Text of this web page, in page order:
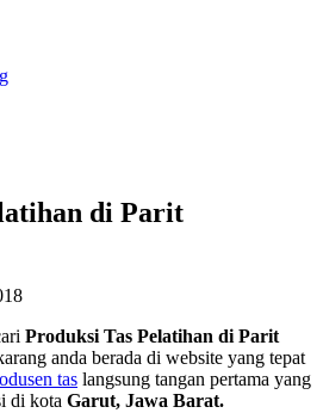
di Parit
Produksi Tas Pelatihan di Parit
anda berada di website yang tepat
tas langsung tangan pertama yang
di kota Garut, Jawa Barat.